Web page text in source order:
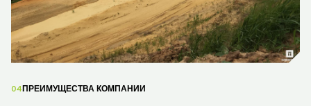
04 ПРЕИМУЩЕСТВА КОМПАНИИ